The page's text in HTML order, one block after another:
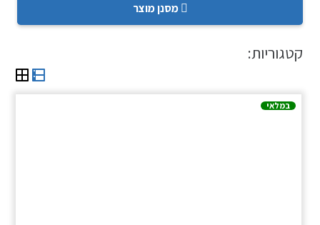
קטגוריות:
מסנן מוצר
במלאי